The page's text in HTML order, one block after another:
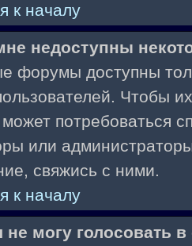
к началу
недоступны
форумы доступны
Чтобы
может потребоваться
или
свяжись с ними.
к началу
не могу голосовать